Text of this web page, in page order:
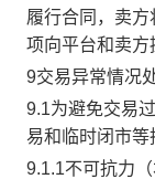
履行合同，卖
项向平台和卖方
9交易异常情况
9.1为避免交易
易和临时闭市等
9.1.1不可抗力